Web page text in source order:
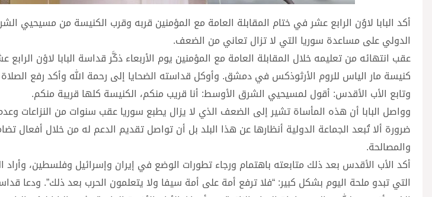
أكد البابا لاوُن الرابع عشر في ختام المقابلة العامة مع المؤمنين قربه وقرب الكنيسة من مسيحيي
الدولي على مساعدة سوريا التي لا تزال تعاني من الضعف.
عقب انتهائه من تعليمه خلال المقابلة العامة مع المؤمنين يوم الأربعاء ذكَّر قداسة البابا لاؤن الرابع
كنيسة مار الياس للروم الأرثوذكس في دمشق. وأوكل قداسته الضحايا إلى رحمة الله وأكد رفع
وتابع الأب الأقدس: أقول لمسيحيي الشرق الأوسط: أنا قريب منكم، الكنيسة كلها قريبة منكم.
وواصل البابا أن هذه المأساة تشير إلى الضعف الذي لا يزال يطبع سوريا عقب سنوات من النزاعات
ضرورة ألا تُبعد الجماعة الدولية أنظارها عن هذا البلد بل أن تواصل تقديم الدعم له من خلال أفعال
والمصالحة.
أكد الأب الأقدس بعد ذلك متابعته باهتمام ورجاء تطورات الوضع في إيران وإسرائيل وفلسطين، وأراد
التي تبدو ملحة اليوم بشكل كبير: “فلا ترفع أمة على أمة سيفا ولا يتعلمون الحرب بعد ذلك”. ودعا